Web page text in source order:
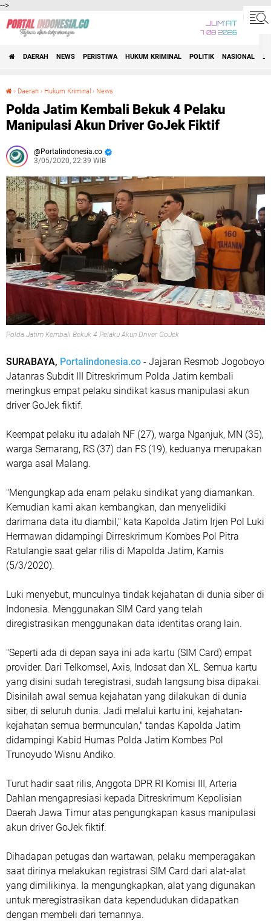
-->
JUM'AT
7 08 2026
DAERAH NEWS PERISTIWA HUKUM KRIMINAL POLITIK NASIONAL
› Daerah › Hukum Kriminal › News
Polda Jatim Kembali Bekuk 4 Pelaku
Manipulasi Akun Driver GoJek Fiktif
Portalindonesia.co
3/05/2020, 22:39 WIB
Polda Jatim Kembali Bekuk 4 Pelaku Akun Driver GoJek
SURABAYA, Portalindonesia.co - Jajaran Resmob Jogoboyo
Jatanras Subdit III Ditreskrimum Polda Jatim kembali
meringkus empat pelaku sindikat kasus manipulasi akun
driver GoJek fiktif.
Keempat pelaku itu adalah NF (27), warga Nganjuk, MN (35),
warga Semarang, RS (37) dan FS (19), keduanya merupakan
warga asal Malang.
"Mengungkap ada enam pelaku sindikat yang diamankan.
Kemudian kami akan kembangkan, dan menyelidiki
darimana data itu diambil," kata Kapolda Jatim Irjen Pol Luki
Hermawan didampingi Dirreskrimum Kombes Pol Pitra
Ratulangie saat gelar rilis di Mapolda Jatim, Kamis
(5/3/2020).
Luki menyebut, munculnya tindak kejahatan di dunia siber di
Indonesia. Menggunakan SIM Card yang telah
diregistrasikan menggunakan data identitas orang lain.
"Seperti ada di depan saya ini ada kartu (SIM Card) empat
provider. Dari Telkomsel, Axis, Indosat dan XL. Semua kartu
yang disini sudah teregistrasi, sudah langsung bisa dipakai.
Disinilah awal semua kejahatan yang dilakukan di dunia
siber, di seluruh dunia. Jadi melalui kartu ini, kejahatan-
kejahatan semua bermunculan," tandas Kapolda Jatim
didampingi Kabid Humas Polda Jatim Kombes Pol
Trunoyudo Wisnu Andiko.
Turut hadir saat rilis, Anggota DPR RI Komisi III, Arteria
Dahlan mengapresiasi kepada Ditreskrimum Kepolisian
Daerah Jawa Timur atas pengungkapan kasus manipulasi
akun driver GoJek fiktif.
Dihadapan petugas dan wartawan, pelaku memperagakan
saat dirinya melakukan registrasi SIM Card dari alat-alat
yang dimilikinya. Ia mengungkapkan, alat yang digunakan
untuk meregistrasikan data kependudukan didapatkan
dengan membeli dari temannya.